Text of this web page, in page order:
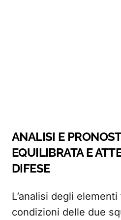
ANALISI E
EQUILIBRATA E
DIFESE
L’analisi degli
condizioni delle due